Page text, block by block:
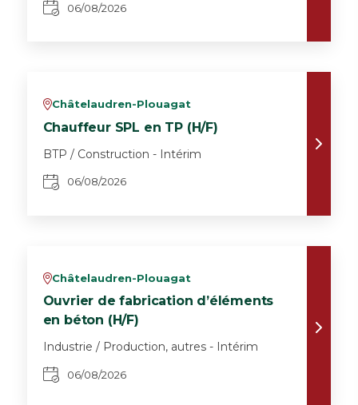
06/08/2026
vChâtelaudren-Plouagat
Chauffeur SPL en TP (H/F)
BTP / Construction - Intérim
06/08/2026
vChâtelaudren-Plouagat
Ouvrier de fabrication d’éléments
en béton (H/F)
Industrie / Production, autres - Intérim
06/08/2026